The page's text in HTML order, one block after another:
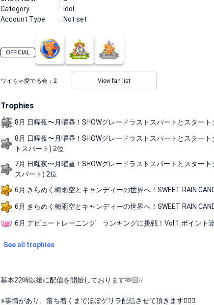
Category
idol
Account Type
Not set
OFFICIAL
ワイちゃ愛でる会： 2 View fan list
Trophies
8月 日曜夜〜月曜昼！SHOWグレードラストスパートとスター
8月 日曜夜〜月曜昼！SHOWグレードラストスパートとスター
トスパート) 2位
7月 日曜夜〜月曜昼！SHOWグレードラストスパートとスター
スパート) 2位
6月 きらめく梅雨空とキャンディーの世界へ！SWEET RAIN
6月 きらめく梅雨空とキャンディーの世界へ！SWEET RAIN
6月 デビュートレーニング ランキングに挑戦！Vol.1 ポイント
See all trophies
基本22時以後に配信を開始しております🫶🏻❕❕
※事情があり、落ち着くまでほぼゲリラ配信させて頂きます🙇🏻‍♀️